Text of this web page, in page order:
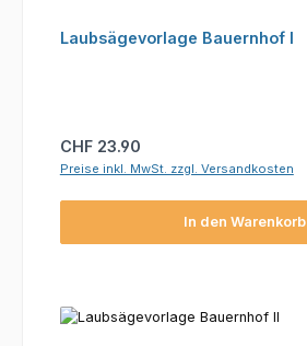
Laubsägevorlage Bauernhof I
Regulärer Preis:
CHF 23.90
Preise inkl. MwSt. zzgl. Versandkosten
In den Warenkorb